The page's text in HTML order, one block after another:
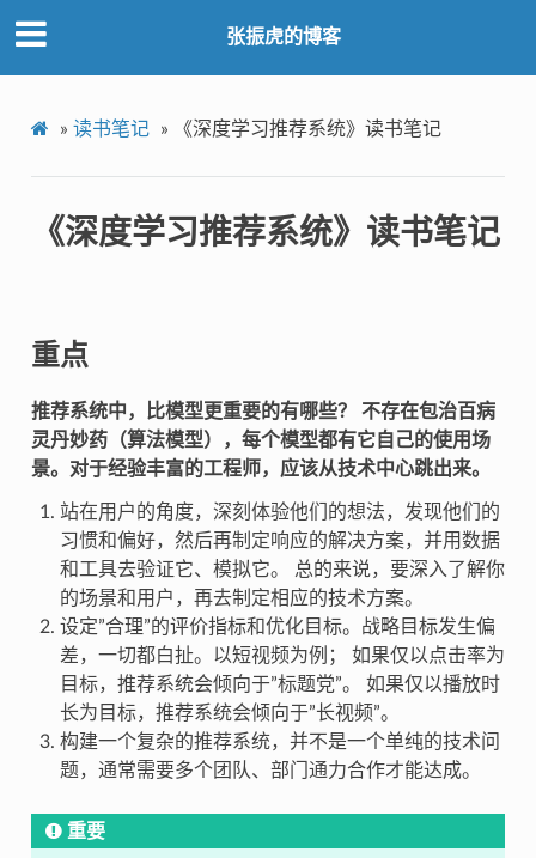
张振虎的博客
» 读书笔记 » 《深度学习推荐系统》读书笔记
《深度学习推荐系统》读书笔记
重点
推荐系统中，比模型更重要的有哪些？ 不存在包治百病
灵丹妙药（算法模型），每个模型都有它自己的使用场
景。对于经验丰富的工程师，应该从技术中心跳出来。
站在用户的角度，深刻体验他们的想法，发现他们的
习惯和偏好，然后再制定响应的解决方案，并用数据
和工具去验证它、模拟它。 总的来说，要深入了解你
的场景和用户，再去制定相应的技术方案。
设定”合理”的评价指标和优化目标。战略目标发生偏
差，一切都白扯。以短视频为例； 如果仅以点击率为
目标，推荐系统会倾向于”标题党”。 如果仅以播放时
长为目标，推荐系统会倾向于”长视频”。
构建一个复杂的推荐系统，并不是一个单纯的技术问
题，通常需要多个团队、部门通力合作才能达成。
重要